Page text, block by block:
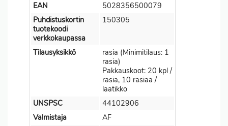
EAN
5028356500079
Puhdistuskortin
tuotekoodi
verkkokaupassa
150305
Tilausyksikkö
rasia (Minimitilaus: 1
rasia)
Pakkauskoot: 20 kpl /
rasia, 10 rasiaa /
laatikko
UNSPSC
44102906
Valmistaja
AF